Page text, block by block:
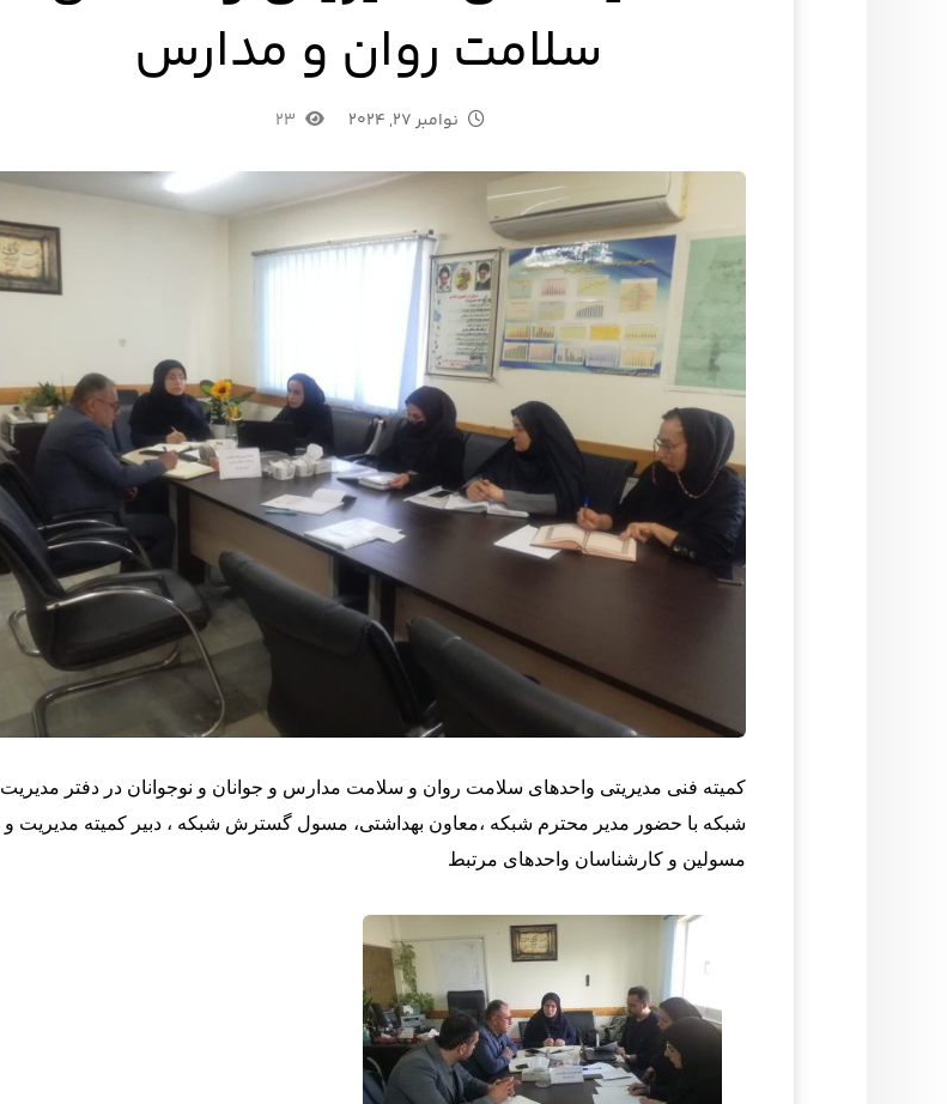
سلامت روان و مدارس
نوامبر ۲۷, ۲۰۲۴ ۲۳
کمیته فنی مدیریتی واحدهای سلامت روان و سلامت مدارس و جوانان و نوجوانان در دفتر مدیریت
شبکه با حضور مدیر محترم شبکه ،معاون بهداشتی، مسول گسترش شبکه ، دبیر کمیته مدیریت و
مسولین و کارشناسان واحد‌های مرتبط